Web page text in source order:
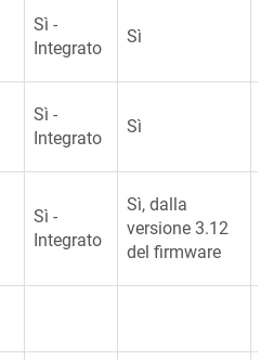
Sì -
Integrato
Sì
Sì -
Integrato
Sì
Sì -
Integrato
Sì, dalla
versione 3.12
del firmware